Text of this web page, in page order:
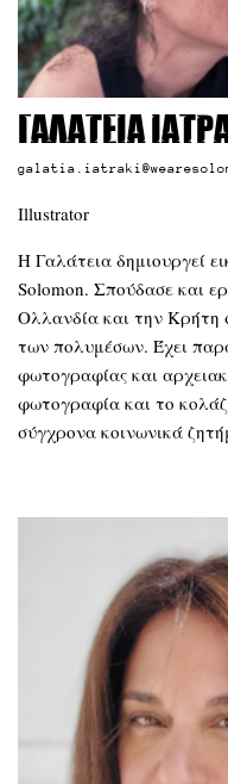
Γαλάτεια
Illustrator
Η Γαλάτεια δημιουργεί
Solomon. Σπούδασε και
Ολλανδία και την Κρήτη
των πολυμέσων. Έχει
φωτογραφίας και
φωτογραφία και το
σύγχρονα κοινωνικά